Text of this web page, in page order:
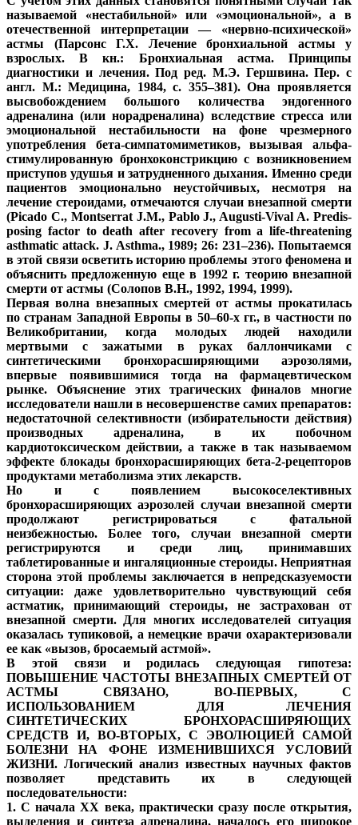
называемой «нестабильной» или «эмоциональной», а в
отечественной интерпретации — «нервно-психической»
астмы (Парсонс Г.Х. Лечение бронхиальной астмы у
взрослых. В кн.: Бронхиальная астма. Принципы
диагностики и лечения. Под ред. М.Э. Гершвина. Пер. с
англ. М.: Медицина, 1984, с. 355–381). Она проявляется
высвобождением большого количества эндогенного
адреналина (или норадреналина) вследствие стресса или
эмоциональной нестабильности на фоне чрезмерного
употребления бета-симпатомиметиков, вызывая альфа-
стимулированную бронхоконстрикцию с возникновением
приступов удушья и затрудненного дыхания. Именно среди
пациентов эмоционально неустойчивых, несмотря на
лечение стероидами, отмечаются случаи внезапной смерти
(Picado C., Montserrat J.M., Pablo J., Augusti-Vival A. Predis-
posing factor to death after recovery from a life-threatening
asthmatic attack. J. Asthma., 1989; 26: 231–236). Попытаемся
в этой связи осветить историю проблемы этого феномена и
объяснить предложенную еще в 1992 г. теорию внезапной
смерти от астмы (Солопов В.Н., 1992, 1994, 1999).
Первая волна внезапных смертей от астмы прокатилась
по странам Западной Европы в 50–60-х гг., в частности по
Великобритании, когда молодых людей находили
мертвыми с зажатыми в руках баллончиками с
синтетическими бронхорасширяющими аэрозолями,
впервые появившимися тогда на фармацевтическом
рынке. Объяснение этих трагических финалов многие
исследователи нашли в несовершенстве самих препаратов:
недостаточной селективности (избирательности действия)
производных адреналина, в их побочном
кардиотоксическом действии, а также в так называемом
эффекте блокады бронхорасширяющих бета-2-рецепторов
продуктами метаболизма этих лекарств.
Но и с появлением высокоселективных
бронхорасширяющих аэрозолей случаи внезапной смерти
продолжают регистрироваться с фатальной
неизбежностью. Более того, случаи внезапной смерти
регистрируются и среди лиц, принимавших
таблетированные и ингаляционные стероиды. Неприятная
сторона этой проблемы заключается в непредсказуемости
ситуации: даже удовлетворительно чувствующий себя
астматик, принимающий стероиды, не застрахован от
внезапной смерти. Для многих исследователей ситуация
оказалась тупиковой, а немецкие врачи охарактеризовали
ее как «вызов, бросаемый астмой».
В этой связи и родилась следующая гипотеза:
ПОВЫШЕНИЕ ЧАСТОТЫ ВНЕЗАПНЫХ СМЕРТЕЙ ОТ
АСТМЫ СВЯЗАНО, ВО-ПЕРВЫХ, С
ИСПОЛЬЗОВАНИЕМ ДЛЯ ЛЕЧЕНИЯ
СИНТЕТИЧЕСКИХ БРОНХОРАСШИРЯЮЩИХ
СРЕДСТВ И, ВО-ВТОРЫХ, С ЭВОЛЮЦИЕЙ САМОЙ
БОЛЕЗНИ НА ФОНЕ ИЗМЕНИВШИХСЯ УСЛОВИЙ
ЖИЗНИ. Логический анализ известных научных фактов
позволяет представить их в следующей
последовательности:
1. С начала XX века, практически сразу после открытия,
выделения и синтеза адреналина, началось его широкое